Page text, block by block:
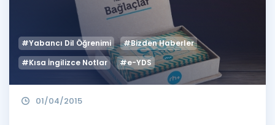
#Yabancı Dil Öğrenimi
#Bizden Haberler
#Kısa İngilizce Notlar
#e-YDS
01/04/2015